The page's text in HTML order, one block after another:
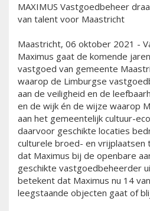
MAXIMUS Vastgoedbeheer
van talent voor Maastricht
Maastricht, 06 oktober 2021 -
Maximus gaat de komende
vastgoed van gemeente
waarop de Limburgse
aan de veiligheid en de
en de wijk én de wijze waarop
aan het gemeentelijk cultuur-
daarvoor geschikte locaties
culturele broed- en vrijplaatsen
dat Maximus bij de openbare
geschikte vastgoedbeheerder
betekent dat Maximus nu 14
leegstaande objecten gaat of